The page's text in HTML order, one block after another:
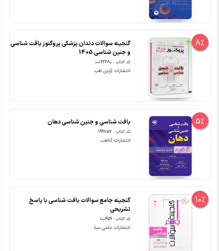
8%
گنجینه سوالات دندان پزشکی پروگنوز بافت شناسی
و جنین شناسی 1405
کد کتاب : 00122680
انتشارات آرتین طب
5% بافت شناسی و جنین شناسی دهان
کد کتاب : 199757
انتشارات آناطب
10%
گنجینه جامع سوالات بافت شناسی با پاسخ
تشریحی
کد کتاب : 100459
انتشارات علمی سنا